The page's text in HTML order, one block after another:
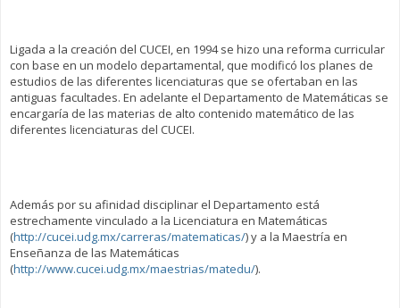
Ligada a la creación del CUCEI, en 1994 se hizo una reforma curricular
con base en un modelo departamental, que modificó los planes de
estudios de las diferentes licenciaturas que se ofertaban en las
antiguas facultades. En adelante el Departamento de Matemáticas se
encargaría de las materias de alto contenido matemático de las
diferentes licenciaturas del CUCEI.
Además por su afinidad disciplinar el Departamento está
estrechamente vinculado a la Licenciatura en Matemáticas
(http://cucei.udg.mx/carreras/matematicas/) y a la Maestría en
Enseñanza de las Matemáticas
(http://www.cucei.udg.mx/maestrias/matedu/).